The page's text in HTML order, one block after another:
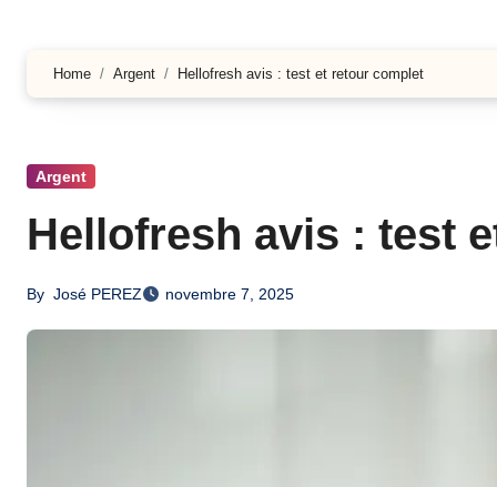
Home Argent Hellofresh avis : test et retour complet
Argent
Hellofresh avis : test
By José PEREZ novembre 7, 2025